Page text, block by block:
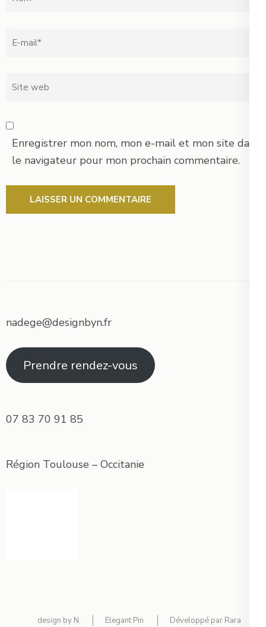
Email *
Site
Enregistrer mon nom, mon e-mail et mon site dans
le navigateur pour mon prochain commentaire.
nadege@designbyn.fr
Prendre rendez-vous
07 83 70 91 85
Région Toulouse – Occitanie
design by N. Elegant Pin Développé par Rara